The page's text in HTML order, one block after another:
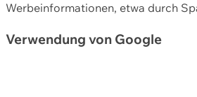
Werbeinformationen, etwa durch
Verwendung von Google